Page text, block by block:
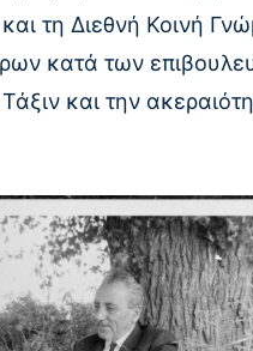
τη Διεθνή Κοινή
κατά των
και την